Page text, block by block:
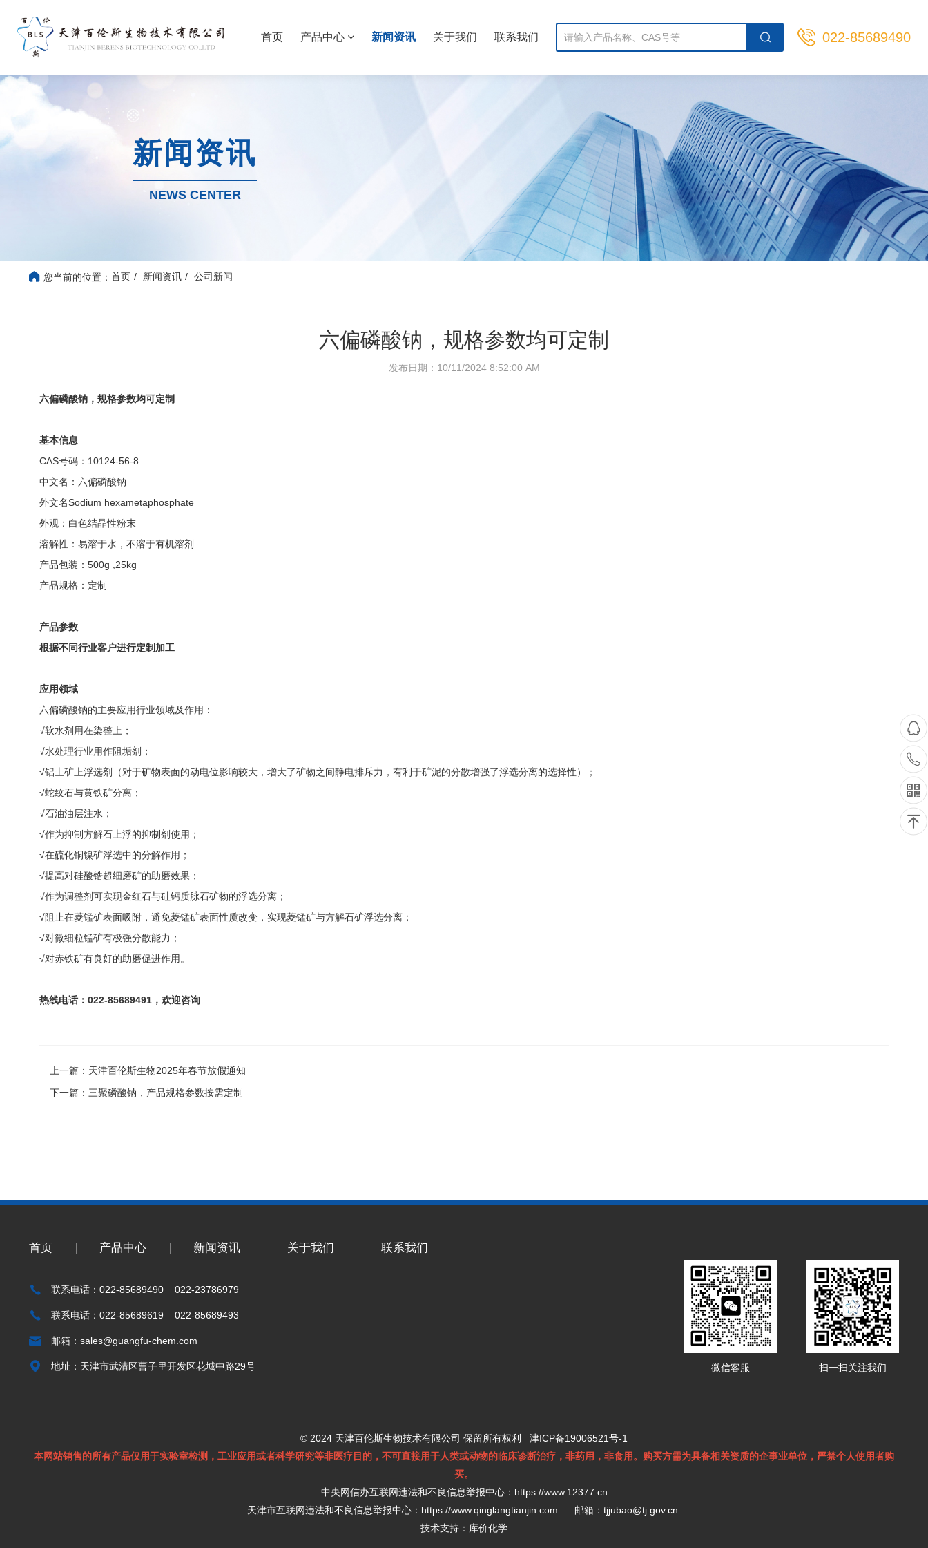
首页 产品中心 新闻资讯 关于我们 联系我们 022-85689490
新闻资讯
NEWS CENTER
您当前的位置： 首页 新闻资讯 公司新闻
六偏磷酸钠，规格参数均可定制
发布日期：10/11/2024 8:52:00 AM
六偏磷酸钠，规格参数均可定制
基本信息
CAS号码：10124-56-8
中文名：六偏磷酸钠
外文名Sodium hexametaphosphate
外观：白色结晶性粉末
溶解性：易溶于水，不溶于有机溶剂
产品包装：500g ,25kg
产品规格：定制
产品参数
根据不同行业客户进行定制加工
应用领域
六偏磷酸钠的主要应用行业领域及作用：
√软水剂用在染整上；
√水处理行业用作阻垢剂；
√铝土矿上浮选剂（对于矿物表面的动电位影响较大，增大了矿物之间静电排斥力，有利于矿泥的分散增强了浮选分离的选择性）；
√蛇纹石与黄铁矿分离；
√石油油层注水；
√作为抑制方解石上浮的抑制剂使用；
√在硫化铜镍矿浮选中的分解作用；
√提高对硅酸锆超细磨矿的助磨效果；
√作为调整剂可实现金红石与硅钙质脉石矿物的浮选分离；
√阻止在菱锰矿表面吸附，避免菱锰矿表面性质改变，实现菱锰矿与方解石矿浮选分离；
√对微细粒锰矿有极强分散能力；
√对赤铁矿有良好的助磨促进作用。
热线电话： 022-85689491， 欢迎咨询
上一篇： 天津百伦斯生物2025年春节放假通知
下一篇： 三聚磷酸钠，产品规格参数按需定制
首页 产品中心 新闻资讯 关于我们 联系我们
联系电话：022-85689490 022-23786979
联系电话：022-85689619 022-85689493
邮箱： sales@guangfu-chem.com
地址：天津市武清区曹子里开发区花城中路29号 微信客服 扫一扫关注我们
© 2024 天津百伦斯生物技术有限公司 保留所有权利 津ICP备19006521号-1
本网站销售的所有产品仅用于实验室检测，工业应用或者科学研究等非医疗目的，不可直接用于人类或动物的临床诊断治疗，非药用，非食用。购买方需为具备相关资质的企事业单位，严禁个人使用者购
买。
中央网信办互联网违法和不良信息举报中心： https://www.12377.cn
天津市互联网违法和不良信息举报中心： https://www.qinglangtianjin.com 邮箱：tjjubao@tj.gov.cn
技术支持： 库价化学